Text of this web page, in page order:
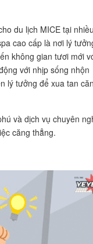
du lịch MICE tại
cao cấp là nơi lý
không gian tươi mới
với nhịp sống nhộn
lý tưởng để xua tan
và dịch vụ chuyên
căng thẳng.